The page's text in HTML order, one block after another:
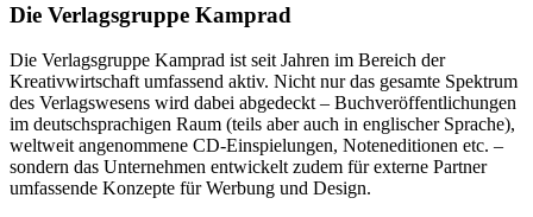
Die Verlagsgruppe Kamprad
Die Verlagsgruppe Kamprad ist seit Jahren im Bereich der
Kreativwirtschaft umfassend aktiv. Nicht nur das gesamte Spektrum
des Verlagswesens wird dabei abgedeckt – Buchveröffentlichungen
im deutschsprachigen Raum (teils aber auch in englischer Sprache),
weltweit angenommene CD-Einspielungen, Noteneditionen etc. –
sondern das Unternehmen entwickelt zudem für externe Partner
umfassende Konzepte für Werbung und Design.